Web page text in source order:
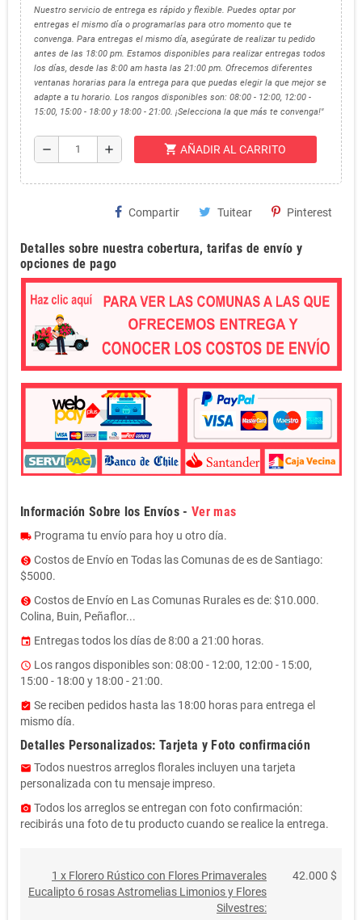
Nuestro servicio de entrega es rápido y flexible. Puedes optar por
entregas el mismo día o programarlas para otro momento que te
convenga. Para entregas el mismo día, asegúrate de realizar tu pedido
antes de las 18:00 pm. Estamos disponibles para realizar entregas todos
los días, desde las 8:00 am hasta las 21:00 pm. Ofrecemos diferentes
ventanas horarias para la entrega para que puedas elegir la que mejor se
adapte a tu horario. Los rangos disponibles son: 08:00 - 12:00, 12:00 -
15:00, 15:00 - 18:00 y 18:00 - 21:00. ¡Selecciona la que más te convenga!"
remove add shopping_cart AÑADIR AL CARRITO
Compartir Tuitear Pinterest
Detalles sobre nuestra cobertura, tarifas de envío y
opciones de pago
Información Sobre los Envíos -Ver mas
local_shipping Programa tu envío para hoy u otro día.
monetization_on Costos de Envío en Todas las Comunas de es de Santiago:
$5000.
monetization_on Costos de Envío en Las Comunas Rurales es de: $10.000.
Colina, Buin, Peñaflor...
event Entregas todos los días de 8:00 a 21:00 horas.
access_time Los rangos disponibles son: 08:00 - 12:00, 12:00 - 15:00,
15:00 - 18:00 y 18:00 - 21:00.
assignment_turned_in Se reciben pedidos hasta las 18:00 horas para entrega el
mismo día.
Detalles Personalizados: Tarjeta y Foto confirmación
email Todos nuestros arreglos florales incluyen una tarjeta
personalizada con tu mensaje impreso.
photo_camera Todos los arreglos se entregan con foto confirmación:
recibirás una foto de tu producto cuando se realice la entrega.
1 x Florero Rústico con Flores Primaverales
Eucalipto 6 rosas Astromelias Limonios y Flores
Silvestres:
42.000 $